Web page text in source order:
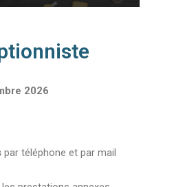
2026
par téléphone et par mail